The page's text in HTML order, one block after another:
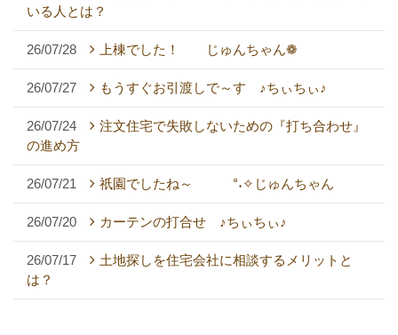
いる人とは？
26/07/28 上棟でした！ じゅんちゃん❁
26/07/27 もうすぐお引渡しで～す ♪ちぃちぃ♪
26/07/24
注文住宅で失敗しないための『打ち合わせ』
の進め方
26/07/21 祇園でしたね～ °˖✧じゅんちゃん
26/07/20 カーテンの打合せ ♪ちぃちぃ♪
26/07/17
土地探しを住宅会社に相談するメリットと
は？